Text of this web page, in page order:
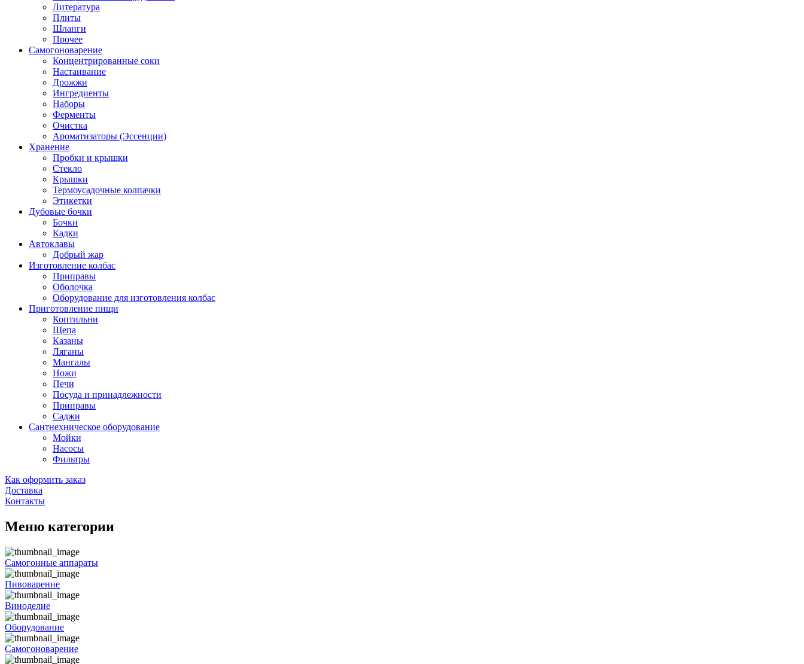
Литература
Плиты
Шланги
Прочее
Самогоноварение
Концентрированные соки
Настаивание
Дрожжи
Ингредиенты
Наборы
Ферменты
Очистка
Ароматизаторы (Эссенции)
Хранение
Пробки и крышки
Стекло
Крышки
Термоусадочные колпачки
Этикетки
Дубовые бочки
Бочки
Кадки
Автоклавы
Добрый жар
Изготовление колбас
Приправы
Оболочка
Оборудование для изготовления колбас
Приготовление пищи
Коптильни
Щепа
Казаны
Ляганы
Мангалы
Ножи
Печи
Посуда и принадлежности
Приправы
Саджи
Сантнехническое оборудование
Мойки
Насосы
Фильтры
Как оформить заказ
Доставка
Контакты
Меню категории
Самогонные аппараты
Пивоварение
Виноделие
Оборудование
Самогоноварение